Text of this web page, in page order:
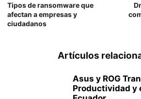
Tipos de ransomware que
afectan a empresas y
ciudadanos
Artículos
Asus y ROG
Productividad y